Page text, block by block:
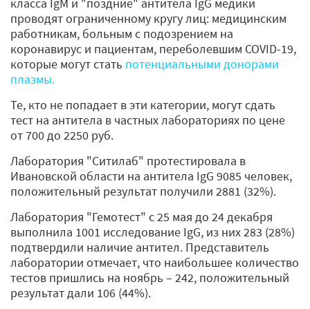
проводят ограниченному кругу лиц: медицинским
работникам, больным с подозрением на
коронавирус и пациентам, переболевшим COVID-19,
которые могут стать потенциальными донорами
плазмы.
Те, кто не попадает в эти категории, могут сдать
тест на антитела в частных лабораториях по цене
от 700 до 2250 руб.
Лаборатория "Ситилаб" протестировала в
Ивановской области на антитела IgG 9085 человек,
положительный результат получили 2881 (32%).
Лаборатория "Гемотест" с 25 мая до 24 декабря
выполнила 1001 исследование IgG, из них 283 (28%)
подтвердили наличие антител. Представитель
лаборатории отмечает, что наибольшее количество
тестов пришлись на ноябрь – 242, положительный
результат дали 106 (44%).